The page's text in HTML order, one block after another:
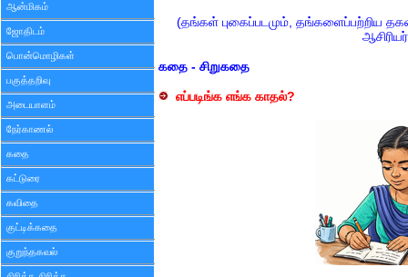
ஆன்மிகம்
ஜோதிடம்
பொன்மொழிகள்
பகுத்தறிவு
அடையாளம்
நேர்காணல்
கதை
கட்டுரை
கவிதை
குட்டிக்கதை
குறுந்தகவல்
(தங்கள் புகைப்படமும், தங்களைப்பற்றிய
கதை - சிறுகதை
எப்படிங்க எங்க காதல்?